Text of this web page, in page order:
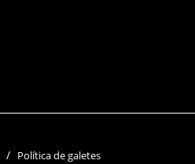
Política de galetes